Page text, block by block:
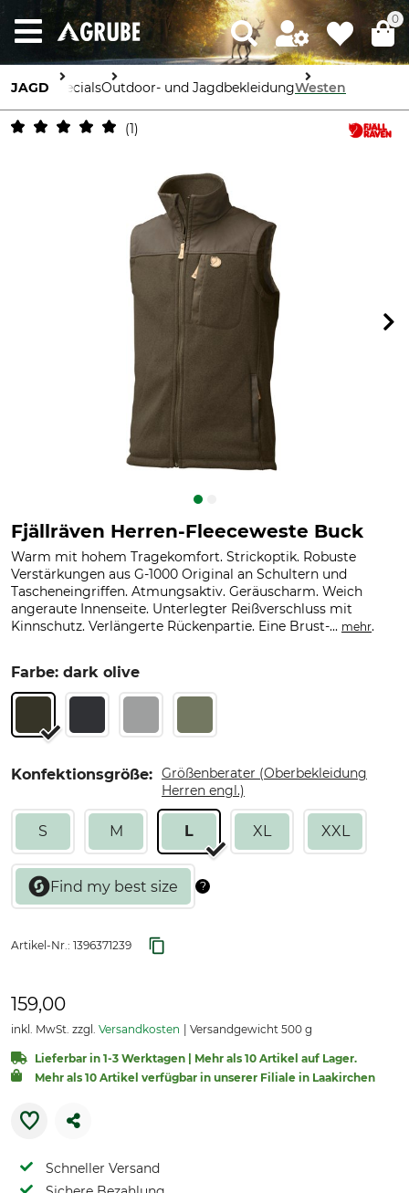
0
JAGD SpecialsOutdoor- und JagdbekleidungWesten
1
Fjällräven Herren-Fleeceweste Buck
Warm mit hohem Tragekomfort. Strickoptik. Robuste
Verstärkungen aus G-1000 Original an Schultern und
Tascheneingriffen. Atmungsaktiv. Geräuscharm. Weich
angeraute Innenseite. Unterlegter Reißverschluss mit
Kinnschutz. Verlängerte Rückenpartie. Eine Brust-... mehr.
Farbe: dark olive
Konfektionsgröße: Größenberater (Oberbekleidung
Herren engl.)
S M L XL XXL
Artikel-Nr.: 1396371239
159,00
inkl. MwSt. zzgl. Versandkosten Versandgewicht 500 g
Lieferbar in 1-3 Werktagen | Mehr als 10 Artikel auf Lager.
Mehr als 10 Artikel verfügbar in unserer Filiale in Laakirchen
Schneller Versand